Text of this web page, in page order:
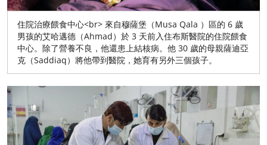
住院治療餵食中心<br> 來自穆薩堡（Musa Qala ）區的 6 歲
男孩的艾哈邁德（Ahmad）於 3 天前入住布斯醫院的住院餵食
中心。除了營養不良，他還患上結核病。他 30 歲的母親薩迪亞
克（Saddiaq）將他帶到醫院，她育有另外三個孩子。